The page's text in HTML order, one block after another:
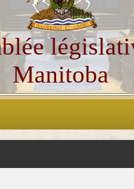
Manitoba